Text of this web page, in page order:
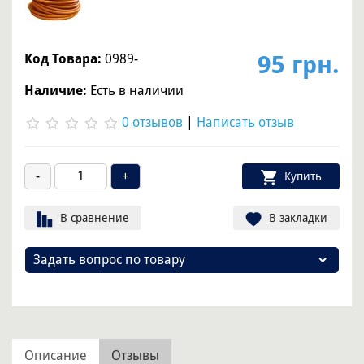
95 грн.
Код Товара: 0989-
Наличие: Есть в наличии
0 отзывов Написать отзыв
Купить
В сравнение В закладки
Задать вопрос по товару
Описание Отзывы